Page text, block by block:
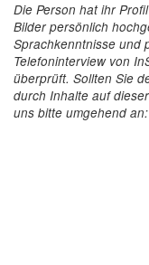
Die Person hat ihr
Bilder persönlich
Sprachkenntnisse und
Telefoninterview von
überprüft. Sollten Sie
durch Inhalte auf
uns bitte umgehend